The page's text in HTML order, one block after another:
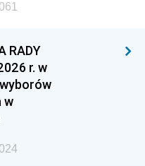
RADY
r. w
w